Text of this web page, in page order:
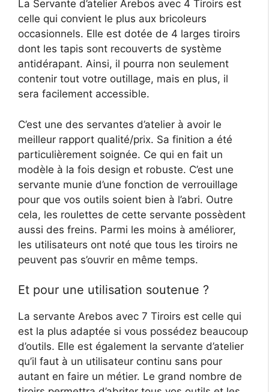
La Servante d’atelier Arebos avec 4 Tiroirs est
celle qui convient le plus aux bricoleurs
occasionnels. Elle est dotée de 4 larges tiroirs
dont les tapis sont recouverts de système
antidérapant. Ainsi, il pourra non seulement
contenir tout votre outillage, mais en plus, il
sera facilement accessible.
C’est une des servantes d’atelier à avoir le
meilleur rapport qualité/prix. Sa finition a été
particulièrement soignée. Ce qui en fait un
modèle à la fois design et robuste. C’est une
servante munie d’une fonction de verrouillage
pour que vos outils soient bien à l’abri. Outre
cela, les roulettes de cette servante possèdent
aussi des freins. Parmi les moins à améliorer,
les utilisateurs ont noté que tous les tiroirs ne
peuvent pas s’ouvrir en même temps.
Et pour une utilisation soutenue ?
La servante Arebos avec 7 Tiroirs est celle qui
est la plus adaptée si vous possédez beaucoup
d’outils. Elle est également la servante d’atelier
qu’il faut à un utilisateur continu sans pour
autant en faire un métier. Le grand nombre de